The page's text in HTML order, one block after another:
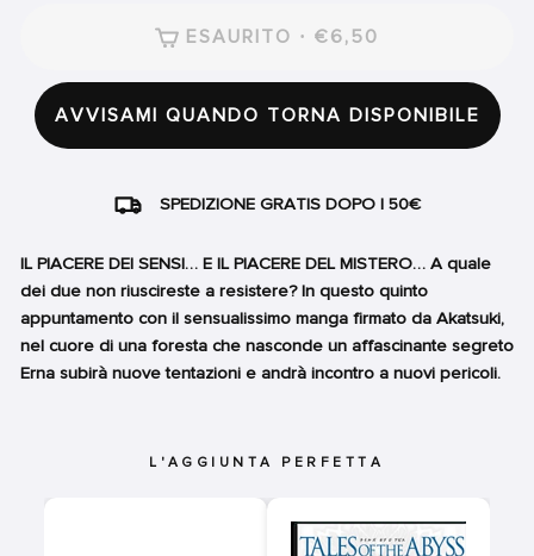
ESAURITO · €6,50
AVVISAMI QUANDO TORNA DISPONIBILE
SPEDIZIONE GRATIS DOPO I 50€
IL PIACERE DEI SENSI… E IL PIACERE DEL MISTERO… A quale
dei due non riuscireste a resistere? In questo quinto
appuntamento con il sensualissimo manga firmato da Akatsuki,
nel cuore di una foresta che nasconde un affascinante segreto
Erna subirà nuove tentazioni e andrà incontro a nuovi pericoli.
L'AGGIUNTA PERFETTA